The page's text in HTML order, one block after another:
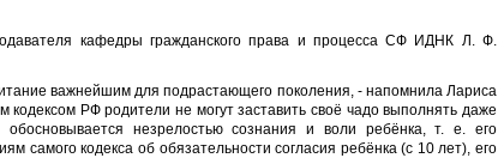
кафедры гражданского права и процесса СФ ИДНК Л. Ф.
важнейшим для подрастающего поколения, - напомнила Лариса
РФ родители не могут заставить своё чадо выполнять даже
незрелостью сознания и воли ребёнка, т. е. его
самого кодекса об обязательности согласия ребёнка (с 10 лет), его